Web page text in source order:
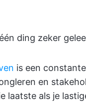
ding zeker
is een
en
laatste als je